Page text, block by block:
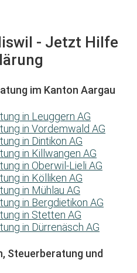
- Jetzt Hilfe
im Kanton Aargau
in Leuggern AG
in Vordemwald AG
in Dintikon AG
in Killwangen AG
in Oberwil-Lieli AG
in Kölliken AG
in Mühlau AG
in Bergdietikon AG
in Stetten AG
in Dürrenäsch AG
Steuerberatung und